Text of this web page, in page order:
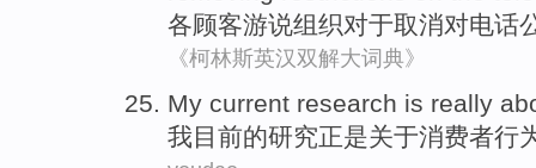
各顾客游说组织对于取消对电话
《柯林斯英汉双解大词典》
My current research is really
我目前的研究正是关于消费者行